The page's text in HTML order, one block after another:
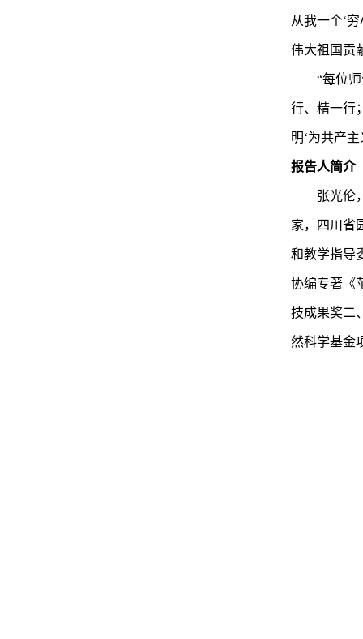
从我一个‘
伟大祖国贡
“每位
行、精一行
明‘为共产
报告人简介
张光伦
家，四川省
和教学指导
协编专著《
技成果奖二
然科学基金